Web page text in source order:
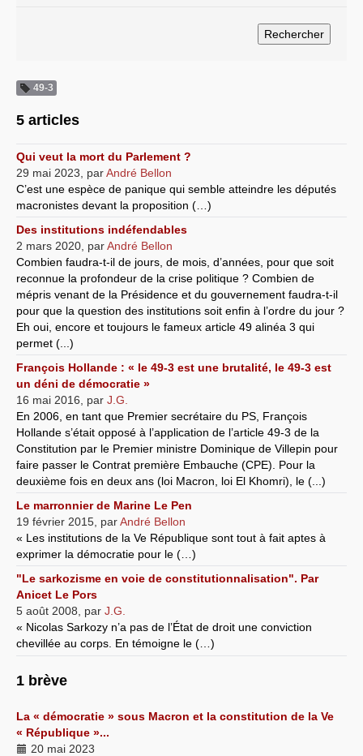
49-3
5 articles
Qui veut la mort du Parlement ?
29 mai 2023
parAndré Bellon
C’est une espèce de panique qui semble atteindre les députés
macronistes devant la proposition (…)
Des institutions indéfendables
2 mars 2020 parAndré Bellon
Combien faudra-t-il de jours, de mois, d’années, pour que soit
reconnue la profondeur de la crise politique ? Combien de
mépris venant de la Présidence et du gouvernement faudra-t-il
pour que la question des institutions soit enfin à l’ordre du jour ?
Eh oui, encore et toujours le fameux article 49 alinéa 3 qui
permet (...)
François Hollande : « le 49-3 est une brutalité, le 49-3 est
un déni de démocratie »
16 mai 2016
par J.G.
En 2006, en tant que Premier secrétaire du PS, François
Hollande s’était opposé à l’application de l’article 49-3 de la
Constitution par le Premier ministre Dominique de Villepin pour
faire passer le Contrat première Embauche (CPE). Pour la
deuxième fois en deux ans (loi Macron, loi El Khomri), le (...)
Le marronnier de Marine Le Pen
19 février 2015 parAndré Bellon
« Les institutions de la Ve République sont tout à fait aptes à
exprimer la démocratie pour le (…)
"Le sarkozisme en voie de constitutionnalisation". Par
Anicet Le Pors
5 août 2008
par J.G.
« Nicolas Sarkozy n’a pas de l’État de droit une conviction
chevillée au corps. En témoigne le (…)
1 brève
La « démocratie » sous Macron et la constitution de la Ve
« République »...
20 mai 2023